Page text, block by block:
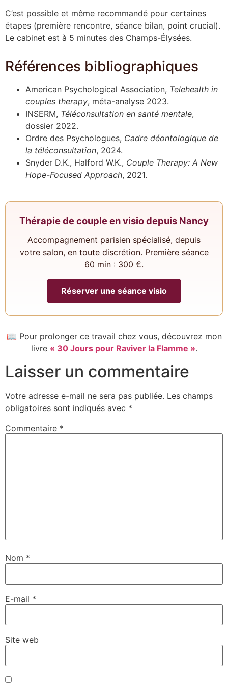
C’est possible et même recommandé pour certaines
étapes (première rencontre, séance bilan, point crucial).
Le cabinet est à 5 minutes des Champs-Élysées.
Références bibliographiques
American Psychological Association, Telehealth in
couples therapy, méta-analyse 2023.
INSERM, Téléconsultation en santé mentale,
dossier 2022.
Ordre des Psychologues, Cadre déontologique de
la téléconsultation, 2024.
Snyder D.K., Halford W.K., Couple Therapy: A New
Hope-Focused Approach, 2021.
Thérapie de couple en visio depuis Nancy
Accompagnement parisien spécialisé, depuis
votre salon, en toute discrétion. Première séance
60 min : 300 €.
Réserver une séance visio
📖 Pour prolonger ce travail chez vous, découvrez mon
livre « 30 Jours pour Raviver la Flamme ».
Laisser un commentaire
Votre adresse e-mail ne sera pas publiée. Les champs
obligatoires sont indiqués avec *
Commentaire *
Nom *
E-mail *
Site web